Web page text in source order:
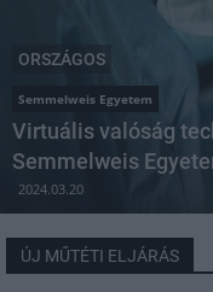
ORSZÁGOS
Semmelweis Egyetem
Virtuális valóság
Semmelweis
2024.03.20
ÚJ MŰTÉTI ELJÁRÁS